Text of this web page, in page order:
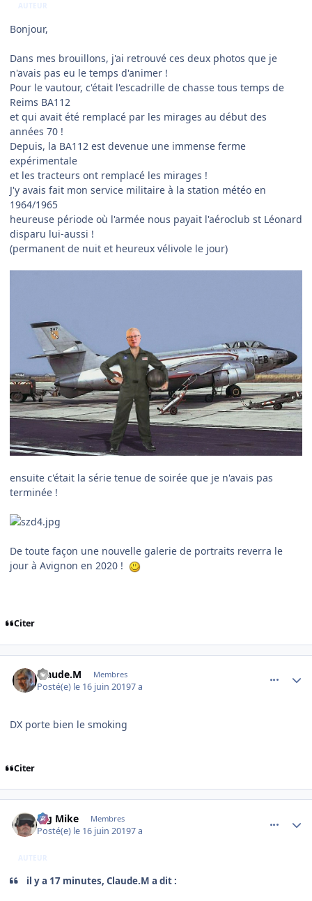
AUTEUR
Bonjour,
Dans mes brouillons, j'ai retrouvé ces deux photos que je
n'avais pas eu le temps d'animer !
Pour le vautour, c'était l'escadrille de chasse tous temps de
Reims BA112
et qui avait été remplacé par les mirages au début des
années 70 !
Depuis, la BA112 est devenue une immense ferme
expérimentale
et les tracteurs ont remplacé les mirages !
J'y avais fait mon service militaire à la station météo en
1964/1965
heureuse période où l'armée nous payait l'aéroclub st Léonard
disparu lui-aussi !
(permanent de nuit et heureux vélivole le jour)
ensuite c'était la série tenue de soirée que je n'avais pas
terminée !
De toute façon une nouvelle galerie de portraits reverra le
jour à Avignon en 2020 !
Citer
Claude.M Membres
Posté(e) le 16 juin 20197 a
DX porte bien le smoking
Citer
Big Mike Membres
Posté(e) le 16 juin 20197 a
AUTEUR
il y a 17 minutes, Claude.M a dit :